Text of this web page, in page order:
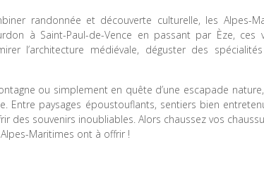
randonnée et découverte culturelle, les Alpes-
à Saint-Paul-de-Vence en passant par Èze, ces
l’architecture médiévale, déguster des
ou simplement en quête d’une escapade
Entre paysages époustouflants, sentiers bien
des souvenirs inoubliables. Alors chaussez vos
Maritimes ont à offrir !